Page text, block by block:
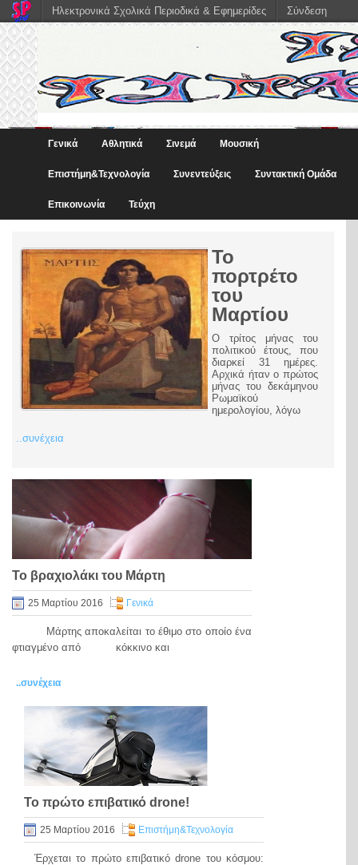
Γενικά Αθλητικά Σινεμά Μουσική
Eπιστήμη&Τεχνολογία Συνεντεύξεις Συντακτική Ομάδα
Επικοινωνία Τεύχη
Το
πορτρέτο
του
Μαρτίου
Ο τρίτος μήνας του
πολιτικού έτους, που
διαρκεί 31 ημέρες.
Αρχικά ήταν ο πρώτος
μήνας του δεκάμηνου
Ρωμαϊκού
ημερολογίου, λόγω
..συνέχεια
Το βραχιολάκι του Μάρτη
25 Μαρτίου 2016 Γενικά
Μάρτης αποκαλείται το έθιμο στο οποίο ένα
φτιαγμένο από κόκκινο και
..συνέχεια
Το πρώτο επιβατικό drone!
25 Μαρτίου 2016 Eπιστήμη&Τεχνολογία
Έρχεται το πρώτο επιβατικό drone του κόσμου:
Ηλεκτρονικά Σχολικά Περιοδικά & Εφημερίδες Σύνδεση